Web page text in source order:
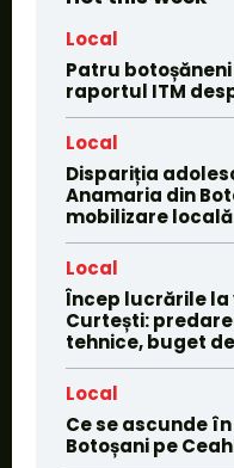
Local
Patru
raportul ITM
Local
Dispariția
Anamaria din
mobilizare locală
Local
Încep lucrările
Curtești:
tehnice, buget de
Local
Ce se ascunde
Botoșani pe